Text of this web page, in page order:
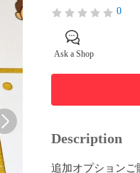
0
Ask a Shop
Description
追加オプション